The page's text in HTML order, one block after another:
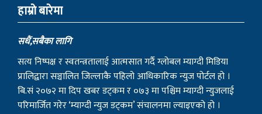
हाम्राे बारेमा
सधैं,सबैका लागि
सत्य निष्पक्ष र स्वतन्त्रतालाई आत्मसात गर्दै ग्लोबल म्याग्दी मिडिया
प्रालिद्वारा सञ्चालित जिल्लाकै पहिलो आधिकारिक न्युज पोर्टल हो ।
बि.सं २०७२ मा दिप खबर डट्कम र ०७३ मा पश्चिम म्याग्दी न्युजलाई
परिमार्जित गरेर ‘म्याग्दी न्युज डट्कम’ संचालनमा ल्याइएको हो ।